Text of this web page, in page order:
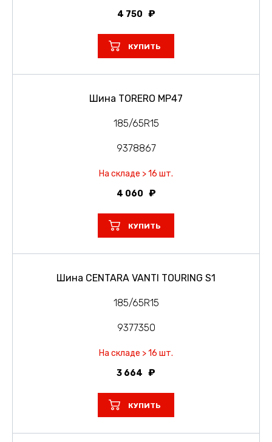
4 750
КУПИТЬ
Шина TORERO MP47
185/65R15
9378867
На складе > 16 шт.
4 060
КУПИТЬ
Шина CENTARA VANTI TOURING S1
185/65R15
9377350
На складе > 16 шт.
3 664
КУПИТЬ